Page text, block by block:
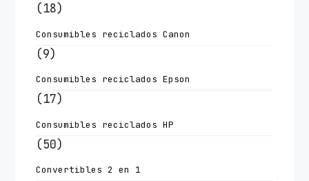
(18)
Consumibles reciclados Canon
(9)
Consumibles reciclados Epson
(17)
Consumibles reciclados HP
(50)
Convertibles 2 en 1